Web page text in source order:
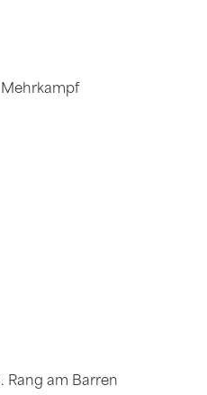
Mehrkampf
Rang am Barren